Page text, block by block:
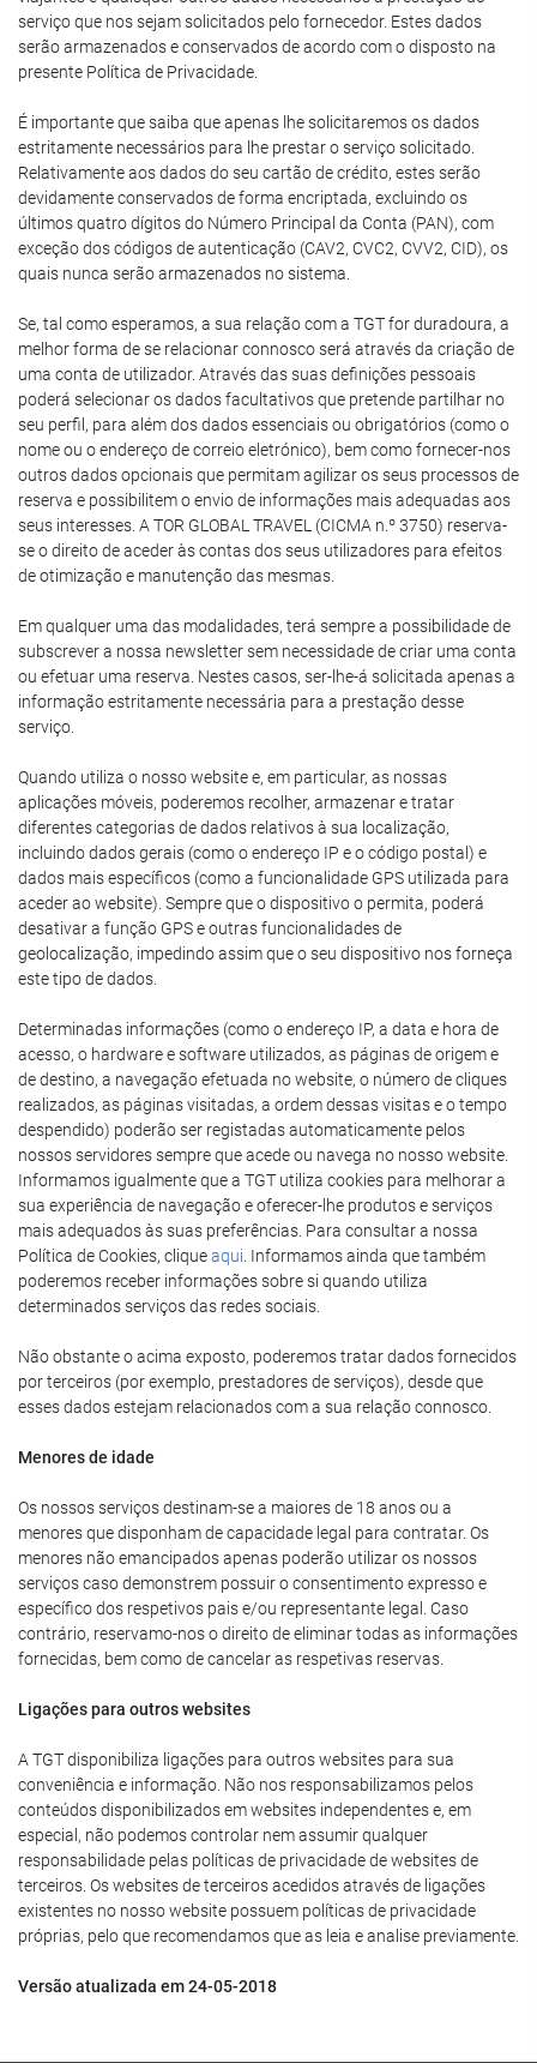
serviço que nos sejam solicitados pelo fornecedor. Estes dados
serão armazenados e conservados de acordo com o disposto na
presente Política de Privacidade.
É importante que saiba que apenas lhe solicitaremos os dados
estritamente necessários para lhe prestar o serviço solicitado.
Relativamente aos dados do seu cartão de crédito, estes serão
devidamente conservados de forma encriptada, excluindo os
últimos quatro dígitos do Número Principal da Conta (PAN), com
exceção dos códigos de autenticação (CAV2, CVC2, CVV2, CID), os
quais nunca serão armazenados no sistema.
Se, tal como esperamos, a sua relação com a TGT for duradoura, a
melhor forma de se relacionar connosco será através da criação de
uma conta de utilizador. Através das suas definições pessoais
poderá selecionar os dados facultativos que pretende partilhar no
seu perfil, para além dos dados essenciais ou obrigatórios (como o
nome ou o endereço de correio eletrónico), bem como fornecer-nos
outros dados opcionais que permitam agilizar os seus processos de
reserva e possibilitem o envio de informações mais adequadas aos
seus interesses. A TOR GLOBAL TRAVEL (CICMA n.º 3750) reserva-
se o direito de aceder às contas dos seus utilizadores para efeitos
de otimização e manutenção das mesmas.
Em qualquer uma das modalidades, terá sempre a possibilidade de
subscrever a nossa newsletter sem necessidade de criar uma conta
ou efetuar uma reserva. Nestes casos, ser-lhe-á solicitada apenas a
informação estritamente necessária para a prestação desse
serviço.
Quando utiliza o nosso website e, em particular, as nossas
aplicações móveis, poderemos recolher, armazenar e tratar
diferentes categorias de dados relativos à sua localização,
incluindo dados gerais (como o endereço IP e o código postal) e
dados mais específicos (como a funcionalidade GPS utilizada para
aceder ao website). Sempre que o dispositivo o permita, poderá
desativar a função GPS e outras funcionalidades de
geolocalização, impedindo assim que o seu dispositivo nos forneça
este tipo de dados.
Determinadas informações (como o endereço IP, a data e hora de
acesso, o hardware e software utilizados, as páginas de origem e
de destino, a navegação efetuada no website, o número de cliques
realizados, as páginas visitadas, a ordem dessas visitas e o tempo
despendido) poderão ser registadas automaticamente pelos
nossos servidores sempre que acede ou navega no nosso website.
Informamos igualmente que a TGT utiliza cookies para melhorar a
sua experiência de navegação e oferecer-lhe produtos e serviços
mais adequados às suas preferências. Para consultar a nossa
Política de Cookies, cliqueaqui . Informamos ainda que também
poderemos receber informações sobre si quando utiliza
determinados serviços das redes sociais.
Não obstante o acima exposto, poderemos tratar dados fornecidos
por terceiros (por exemplo, prestadores de serviços), desde que
esses dados estejam relacionados com a sua relação connosco.
Menores de idade
Os nossos serviços destinam-se a maiores de 18 anos ou a
menores que disponham de capacidade legal para contratar. Os
menores não emancipados apenas poderão utilizar os nossos
serviços caso demonstrem possuir o consentimento expresso e
específico dos respetivos pais e/ou representante legal. Caso
contrário, reservamo-nos o direito de eliminar todas as informações
fornecidas, bem como de cancelar as respetivas reservas.
Ligações para outros websites
A TGT disponibiliza ligações para outros websites para sua
conveniência e informação. Não nos responsabilizamos pelos
conteúdos disponibilizados em websites independentes e, em
especial, não podemos controlar nem assumir qualquer
responsabilidade pelas políticas de privacidade de websites de
terceiros. Os websites de terceiros acedidos através de ligações
existentes no nosso website possuem políticas de privacidade
próprias, pelo que recomendamos que as leia e analise previamente.
Versão atualizada em 24-05-2018